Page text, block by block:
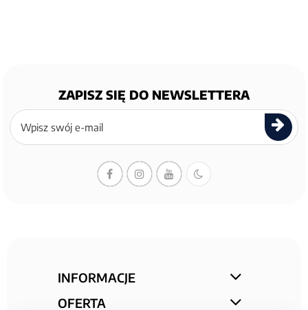
ZAPISZ SIĘ DO NEWSLETTERA
Zapisz
się
newslettera
INFORMACJE
OFERTA